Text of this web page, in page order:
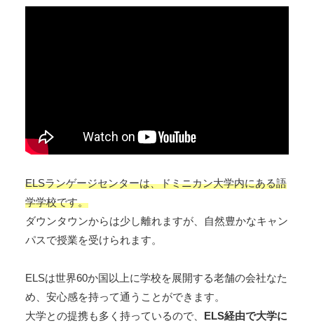
ELSランゲージセンターは、ドミニカン大学内にある語
学学校です。
ダウンタウンからは少し離れますが、自然豊かなキャン
パスで授業を受けられます。
ELSは世界60か国以上に学校を展開する老舗の会社なた
め、安心感を持って通うことができます。
大学との提携も多く持っているので、 ELS経由で大学に